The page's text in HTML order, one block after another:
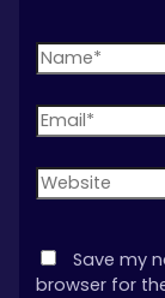
Name*
Email*
Website
Save my
browser for